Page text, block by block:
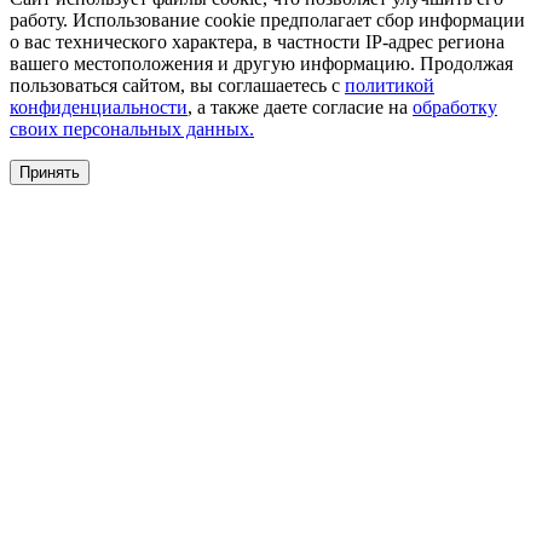
работу. Использование cookie предполагает сбор информации
о вас технического характера, в частности IP-адрес региона
вашего местоположения и другую информацию. Продолжая
пользоваться сайтом, вы соглашаетесь с политикой
конфиденциальности, а также даете согласие на обработку
своих персональных данных.
Принять